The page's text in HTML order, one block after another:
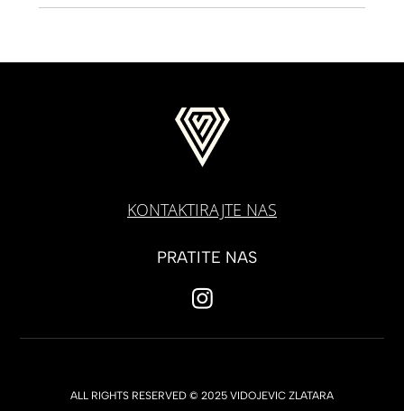
KONTAKTIRAJTE NAS
PRATITE NAS
ALL RIGHTS RESERVED © 2025 VIDOJEVIC ZLATARA